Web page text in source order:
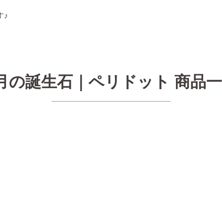
♪
の誕生石｜ペリドット 商品